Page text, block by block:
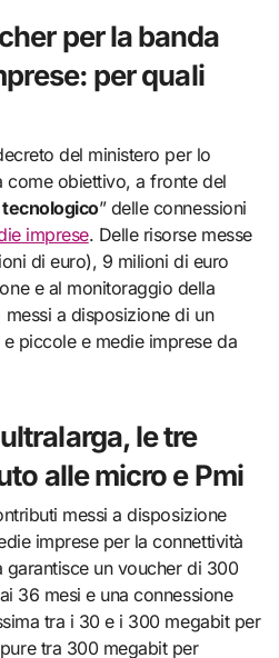
per la banda
per quali
del ministero per lo
come obiettivo, a fronte del
” delle connessioni
imprese. Delle risorse messe
di euro), 9 milioni di euro
e al monitoraggio della
a disposizione di un
piccole e medie imprese da
le tre
alle micro e Pmi
messi a disposizione
imprese per la connettività
garantisce un voucher di 300
36 mesi e una connessione
tra i 30 e i 300 megabit per
tra 300 megabit per